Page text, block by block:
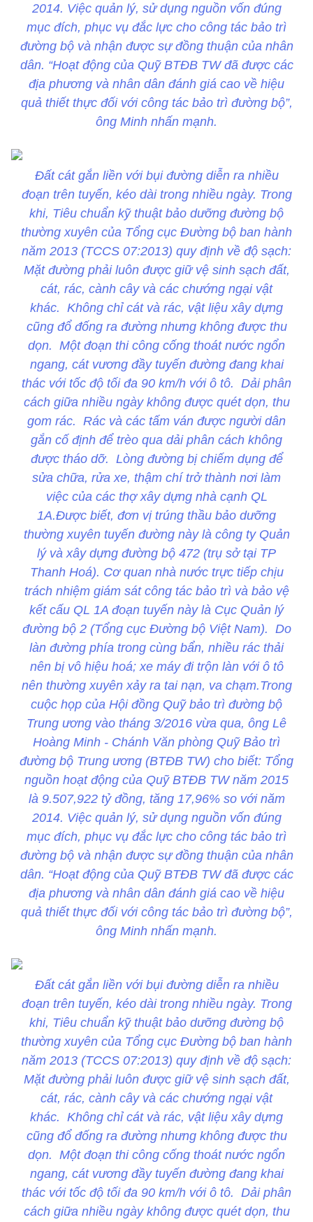
2014. Việc quản lý, sử dụng nguồn vốn đúng
mục đích, phục vụ đắc lực cho công tác bảo trì
đường bộ và nhận được sự đồng thuận của nhân
dân. “Hoạt động của Quỹ BTĐB TW đã được các
địa phương và nhân dân đánh giá cao về hiệu
quả thiết thực đối với công tác bảo trì đường bộ”,
ông Minh nhấn mạnh.
Đất cát gắn liền với bụi đường diễn ra nhiều
đoạn trên tuyến, kéo dài trong nhiều ngày. Trong
khi, Tiêu chuẩn kỹ thuật bảo dưỡng đường bộ
thường xuyên của Tổng cục Đường bộ ban hành
năm 2013 (TCCS 07:2013) quy định về độ sạch:
Mặt đường phải luôn được giữ vệ sinh sạch đất,
cát, rác, cành cây và các chướng ngại vật
khác. Không chỉ cát và rác, vật liệu xây dựng
cũng đổ đống ra đường nhưng không được thu
dọn. Một đoạn thi công cống thoát nước ngổn
ngang, cát vương đầy tuyến đường đang khai
thác với tốc độ tối đa 90 km/h với ô tô. Dải phân
cách giữa nhiều ngày không được quét dọn, thu
gom rác. Rác và các tấm ván được người dân
gắn cố định để trèo qua dải phân cách không
được tháo dỡ. Lòng đường bị chiếm dụng để
sửa chữa, rửa xe, thậm chí trở thành nơi làm
việc của các thợ xây dựng nhà cạnh QL
1A.Được biết, đơn vị trúng thầu bảo dưỡng
thường xuyên tuyến đường này là công ty Quản
lý và xây dựng đường bộ 472 (trụ sở tại TP
Thanh Hoá). Cơ quan nhà nước trực tiếp chịu
trách nhiệm giám sát công tác bảo trì và bảo vệ
kết cấu QL 1A đoạn tuyến này là Cục Quản lý
đường bộ 2 (Tổng cục Đường bộ Việt Nam). Do
làn đường phía trong cùng bẩn, nhiều rác thải
nên bị vô hiệu hoá; xe máy đi trộn làn với ô tô
nên thường xuyên xảy ra tai nạn, va chạm.Trong
cuộc họp của Hội đồng Quỹ bảo trì đường bộ
Trung ương vào tháng 3/2016 vừa qua, ông Lê
Hoàng Minh - Chánh Văn phòng Quỹ Bảo trì
đường bộ Trung ương (BTĐB TW) cho biết: Tổng
nguồn hoạt động của Quỹ BTĐB TW năm 2015
là 9.507,922 tỷ đồng, tăng 17,96% so với năm
2014. Việc quản lý, sử dụng nguồn vốn đúng
mục đích, phục vụ đắc lực cho công tác bảo trì
đường bộ và nhận được sự đồng thuận của nhân
dân. “Hoạt động của Quỹ BTĐB TW đã được các
địa phương và nhân dân đánh giá cao về hiệu
quả thiết thực đối với công tác bảo trì đường bộ”,
ông Minh nhấn mạnh.
Đất cát gắn liền với bụi đường diễn ra nhiều
đoạn trên tuyến, kéo dài trong nhiều ngày. Trong
khi, Tiêu chuẩn kỹ thuật bảo dưỡng đường bộ
thường xuyên của Tổng cục Đường bộ ban hành
năm 2013 (TCCS 07:2013) quy định về độ sạch:
Mặt đường phải luôn được giữ vệ sinh sạch đất,
cát, rác, cành cây và các chướng ngại vật
khác. Không chỉ cát và rác, vật liệu xây dựng
cũng đổ đống ra đường nhưng không được thu
dọn. Một đoạn thi công cống thoát nước ngổn
ngang, cát vương đầy tuyến đường đang khai
thác với tốc độ tối đa 90 km/h với ô tô. Dải phân
cách giữa nhiều ngày không được quét dọn, thu